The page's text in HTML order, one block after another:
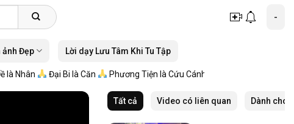
-
ảnh Đẹp Lời dạy Lưu Tâm Khi Tu Tập
Đại Bi là Căn Phương Tiện là Cứu Cánh
Tất cả Video có liên quan Dành cho